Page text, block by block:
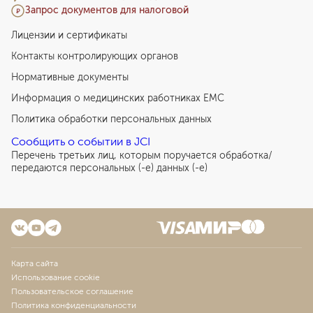
Запрос документов для налоговой
Лицензии и сертификаты
Контакты контролирующих органов
Нормативные документы
Информация о медицинских работниках EMC
Политика обработки персональных данных
Сообщить о событии в JCI
Перечень третьих лиц, которым поручается обработка/
передаются персональных (-е) данных (-е)
Карта сайта
Использование cookie
Пользовательское соглашение
Политика конфиденциальности